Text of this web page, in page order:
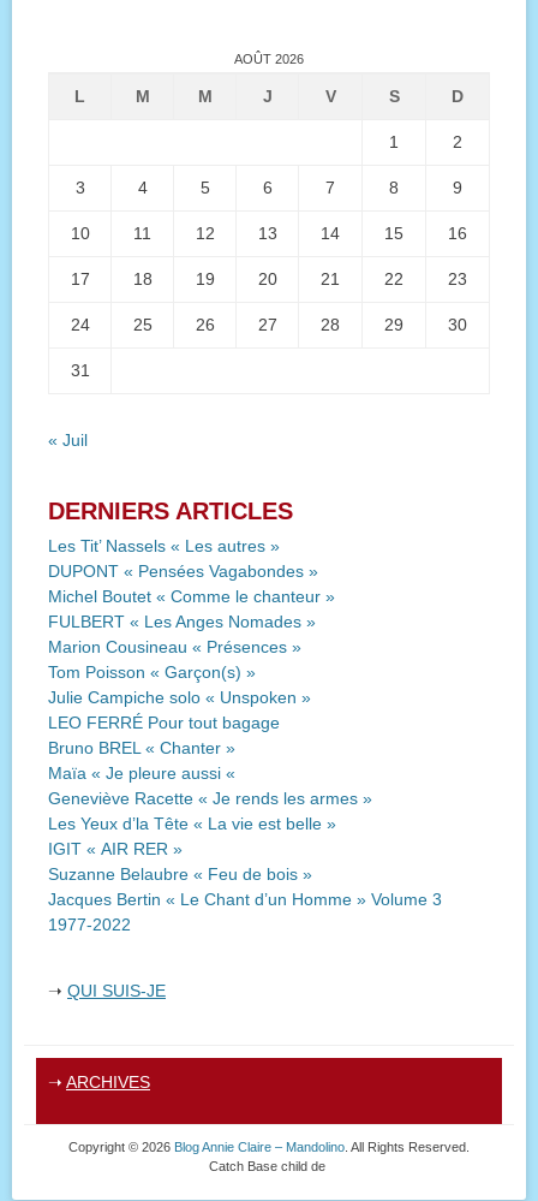
AOÛT 2026
L M M J V S D
1 2
3 4 5 6 7 8 9
10 11 12 13 14 15 16
17 18 19 20 21 22 23
24 25 26 27 28 29 30
31
« Juil
DERNIERS ARTICLES
Les Tit’ Nassels « Les autres »
DUPONT « Pensées Vagabondes »
Michel Boutet « Comme le chanteur »
FULBERT « Les Anges Nomades »
Marion Cousineau « Présences »
Tom Poisson « Garçon(s) »
Julie Campiche solo « Unspoken »
LEO FERRÉ Pour tout bagage
Bruno BREL « Chanter »
Maïa « Je pleure aussi «
Geneviève Racette « Je rends les armes »
Les Yeux d’la Tête « La vie est belle »
IGIT « AIR RER »
Suzanne Belaubre « Feu de bois »
Jacques Bertin « Le Chant d’un Homme » Volume 3
1977-2022
➝ QUI SUIS-JE
➝ ARCHIVES
Copyright © 2026 Blog Annie Claire – Mandolino . All Rights Reserved.
Catch Base child de